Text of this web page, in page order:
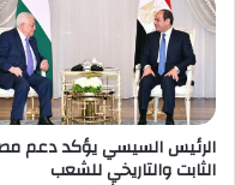
الرئيس السيسي يؤكد دعم
الثابت والتاريخي للشعب